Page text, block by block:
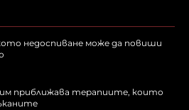
недоспиване може да повиши
приближава терапиите, които